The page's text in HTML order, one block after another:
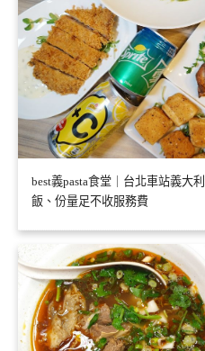
best義pasta食堂｜台北車站義大
飯、份量足不收服務費